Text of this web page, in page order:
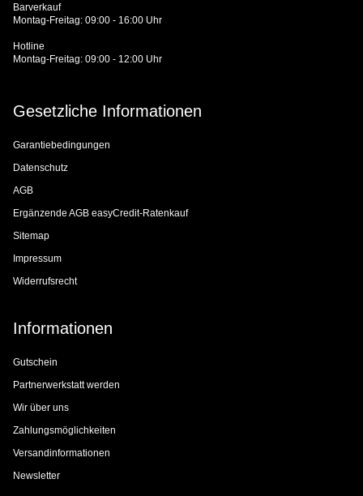
Barverkauf
Montag-Freitag: 09:00 - 16:00 Uhr
Hotline
Montag-Freitag: 09:00 - 12:00 Uhr
Gesetzliche Informationen
Garantiebedingungen
Datenschutz
AGB
Ergänzende AGB easyCredit-Ratenkauf
Sitemap
Impressum
Widerrufsrecht
Informationen
Gutschein
Partnerwerkstatt werden
Wir über uns
Zahlungsmöglichkeiten
Versandinformationen
Newsletter